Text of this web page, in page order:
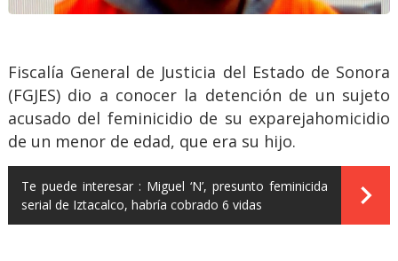
Fiscalía General de Justicia del Estado de Sonora
(FGJES) dio a conocer la detención de un sujeto
acusado del feminicidio de su exparejahomicidio
de un menor de edad, que era su hijo.
Te puede interesar : Miguel ‘N’, presunto feminicida
serial de Iztacalco, habría cobrado 6 vidas